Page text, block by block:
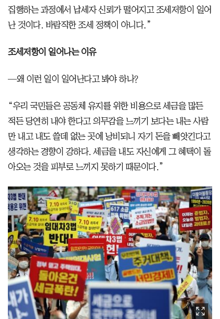
집행하는 과정에서 납세자 신뢰가 떨어지고 조세저항이 일어
난 것이다. 바람직한 조세 정책이 아니다.”
조세저항이 일어나는 이유
—왜 이런 일이 일어난다고 봐야 하나?
“우리 국민들은 공동체 유지를 위한 비용으로 세금을 많든
적든 당연히 내야 한다고 의무감을 느끼기 보다는 내는 사람
만 내고 내도 쓸데 없는 곳에 낭비되니 자기 돈을 빼앗긴다고
생각하는 경향이 강하다. 세금을 내도 자신에게 그 혜택이 돌
아오는 것을 피부로 느끼지 못하기 때문이다.”